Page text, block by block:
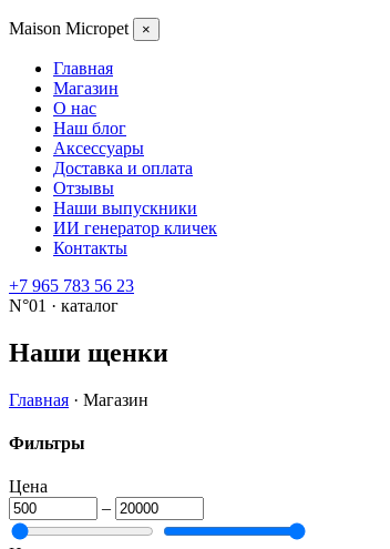
Maison Micropet ×
Главная
Магазин
О нас
Наш блог
Аксессуары
Доставка и оплата
Отзывы
Наши выпускники
ИИ генератор кличек
Контакты
+7 965 783 56 23
N°01 · каталог
Наши щенки
Главная · Магазин
Фильтры
Цена
–